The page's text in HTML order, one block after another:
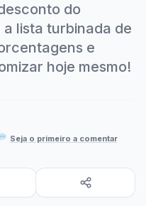
do
lista turbinada de
e
hoje mesmo!
Seja o primeiro a comentar